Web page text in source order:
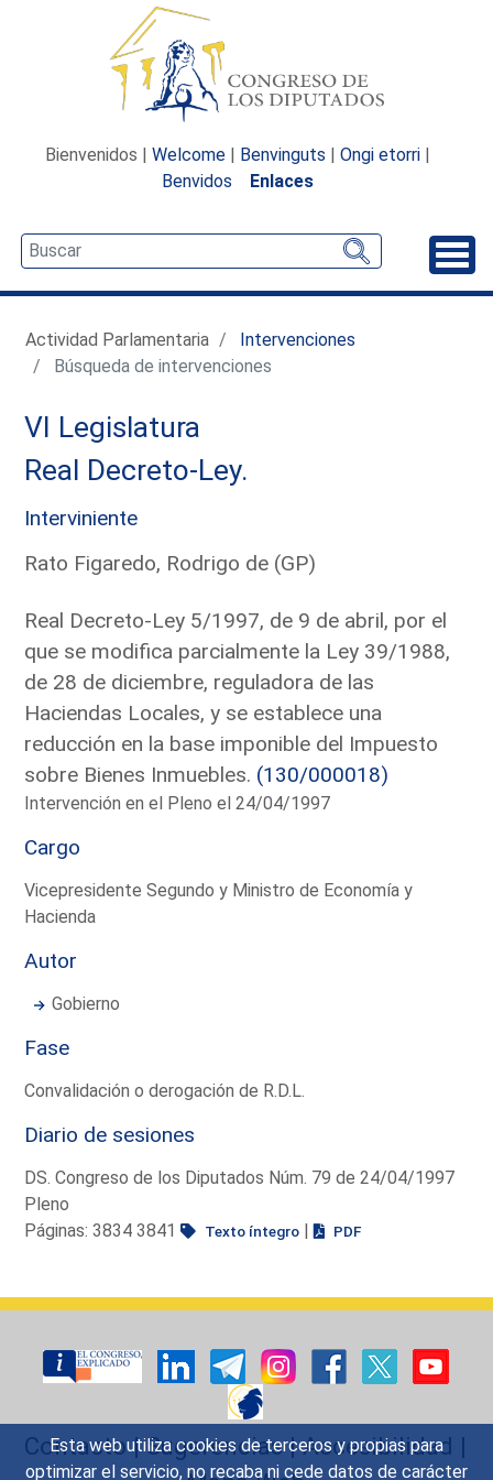
Esta web utiliza cookies de terceros y propias para
optimizar el servicio, no recaba ni cede datos de carácter
Bienvenidos | Welcome | Benvinguts | Ongi etorri |
Benvidos
Enlaces
Actividad Parlamentaria
Intervenciones
Búsqueda de intervenciones
VI Legislatura
Real Decreto-Ley.
Interviniente
Rato Figaredo, Rodrigo de (GP)
Real Decreto-Ley 5/1997, de 9 de abril, por el
que se modifica parcialmente la Ley 39/1988,
de 28 de diciembre, reguladora de las
Haciendas Locales, y se establece una
reducción en la base imponible del Impuesto
sobre Bienes Inmuebles. (130/000018)
Intervención en el Pleno el 24/04/1997
Cargo
Vicepresidente Segundo y Ministro de Economía y
Hacienda
Autor
Gobierno
Fase
Convalidación o derogación de R.D.L.
Diario de sesiones
DS. Congreso de los Diputados Núm. 79 de 24/04/1997
Pleno
Páginas: 3834 3841
Texto íntegro | PDF
Contacto|Sugerencias|Accesibilidad |